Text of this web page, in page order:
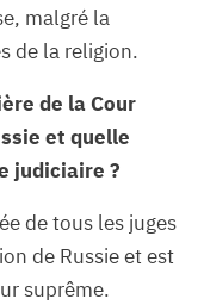
malgré la
de la religion.
de la Cour
et quelle
judiciaire ?
de tous les juges
de Russie et est
suprême.